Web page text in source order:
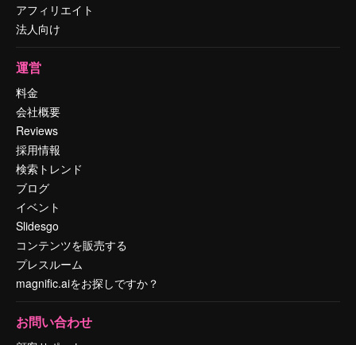
アフィリエイト
法人向け
運営
料金
会社概要
Reviews
採用情報
検索トレンド
ブログ
イベント
Slidesgo
コンテンツを販売する
プレスルーム
magnific.aiをお探しですか？
お問い合わせ